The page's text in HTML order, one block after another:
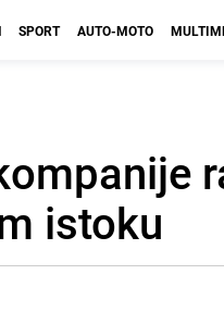
SPORT AUTO-MOTO
istoku